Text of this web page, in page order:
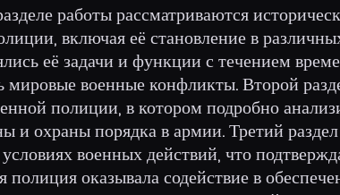
работы рассматриваются
включая её становление в
её задачи и функции с течением
мировые военные конфликты. Второй
полиции, в котором подробно
и охраны порядка в армии. Третий
военных действий, что
полиция оказывала содействие в